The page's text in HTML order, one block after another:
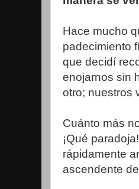
Hace mucho
padecimiento
que decidí
enojarnos sin
otro; nuestros
Cuánto más
¡Qué
rápidamente
ascendente